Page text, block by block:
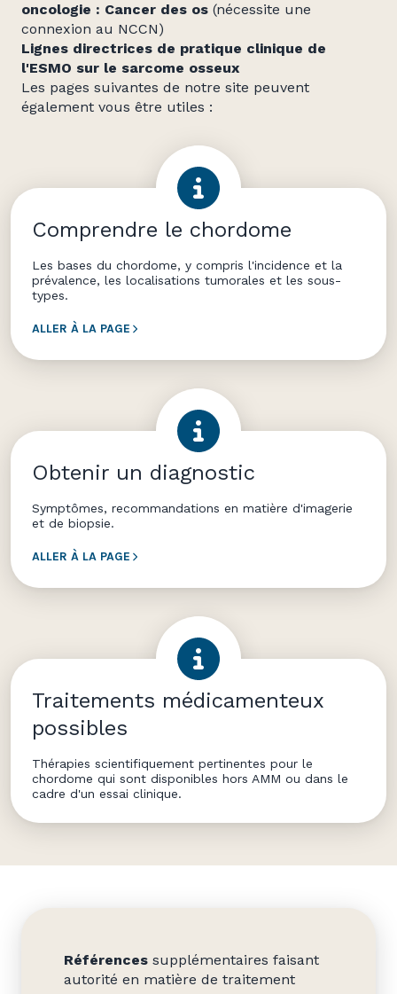
oncologie : Cancer des os (nécessite une
connexion au NCCN)
Lignes directrices de pratique clinique de
l'ESMO sur le sarcome osseux
Les pages suivantes de notre site peuvent
également vous être utiles :
Comprendre le chordome
Les bases du chordome, y compris l'incidence et la
prévalence, les localisations tumorales et les sous-
types.
ALLER À LA PAGE
Obtenir un diagnostic
Symptômes, recommandations en matière d'imagerie
et de biopsie.
ALLER À LA PAGE
Traitements médicamenteux
possibles
Thérapies scientifiquement pertinentes pour le
chordome qui sont disponibles hors AMM ou dans le
cadre d'un essai clinique.
Références supplémentaires faisant
autorité en matière de traitement